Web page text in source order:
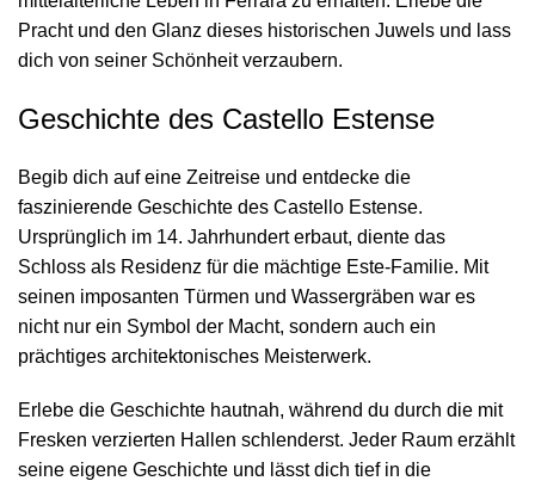
Pracht und den Glanz dieses historischen Juwels und lass
dich von seiner Schönheit verzaubern.
Geschichte des Castello Estense
Begib dich auf eine Zeitreise und entdecke die
faszinierende Geschichte des Castello Estense.
Ursprünglich im 14. Jahrhundert erbaut, diente das
Schloss als Residenz für die mächtige Este-Familie. Mit
seinen imposanten Türmen und Wassergräben war es
nicht nur ein Symbol der Macht, sondern auch ein
prächtiges architektonisches Meisterwerk.
Erlebe die Geschichte hautnah, während du durch die mit
Fresken verzierten Hallen schlenderst. Jeder Raum erzählt
seine eigene Geschichte und lässt dich tief in die